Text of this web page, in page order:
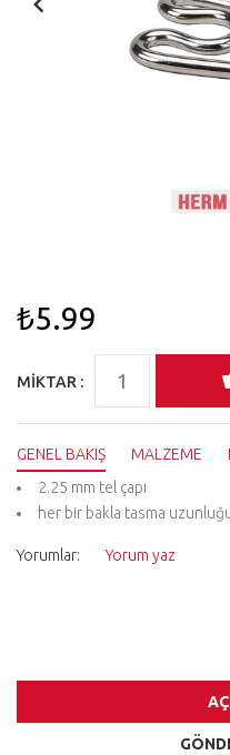
₺5.99
MIKTAR :
GENEL BAKIŞ MALZEME
2.25 mm tel çapı
her bir bakla tasma
Yorumlar: Yorum yaz